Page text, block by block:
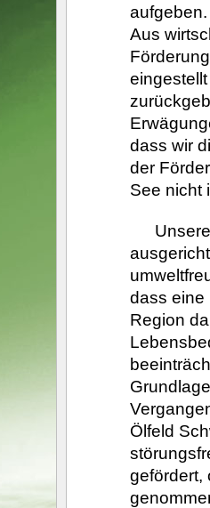
aufgeben.
Aus
dass wir
der
See nicht
dass eine
Region
Ölfeld
gefördert,